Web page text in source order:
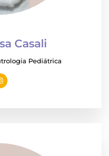
Casali
Pediátrica